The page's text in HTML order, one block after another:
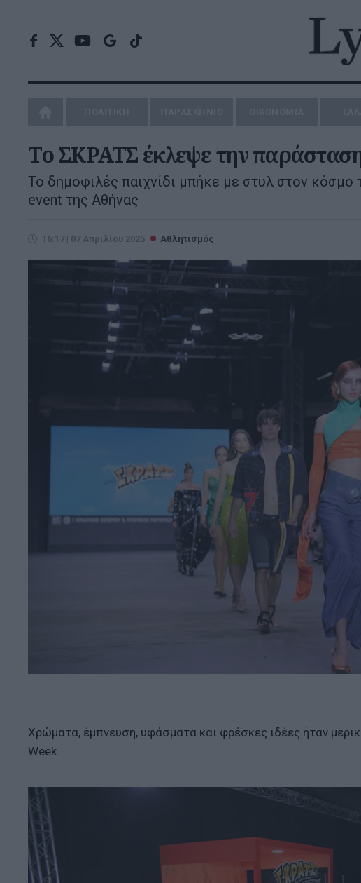
Tο ΣΚΡΑΤΣ έκλεψε την
Το δημοφιλές παιχνίδι μπήκε με στυλ στον
event της Αθήνας
16:17 | 07 Απριλίου 2025 Αθλητισμός
Χρώματα, έμπνευση, υφάσματα και φρέσκες ιδέες ήταν
Week.